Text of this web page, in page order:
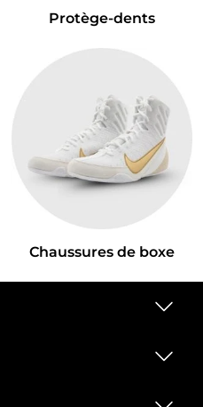
Protège-dents
Chaussures de boxe